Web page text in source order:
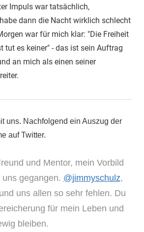
Impuls war tatsächlich,
dann die Nacht wirklich schlecht
war für mich klar: "Die Freiheit
tut es keiner" - das ist sein Auftrag
an mich als einen seiner
uns. Nachfolgend ein Auszug der
auf Twitter.
und Mentor, mein Vorbild
gegangen. @jimmyschulz,
uns allen so sehr fehlen. Du
für mein Leben und
bleiben.